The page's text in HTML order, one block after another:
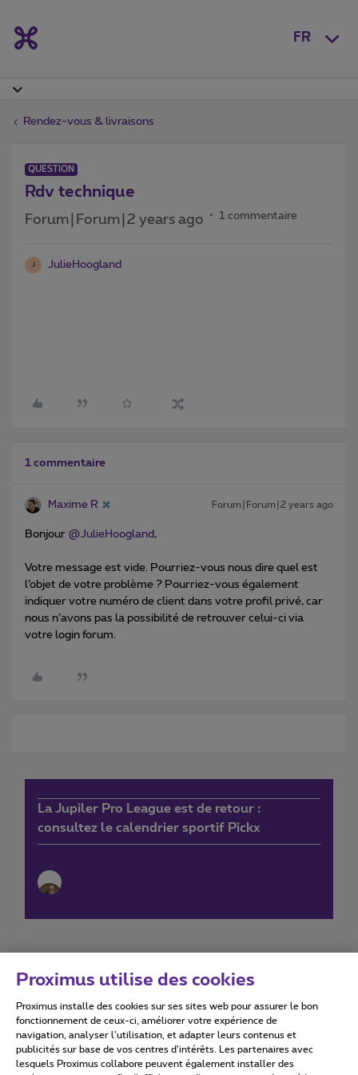
FR
Rendez-vous & livraisons
QUESTION
Rdv technique
Forum|Forum|2 years ago 1 commentaire
J JulieHoogland
1 commentaire
Maxime R Forum|Forum|2 years ago
Bonjour @JulieHoogland ,
Votre message est vide. Pourriez-vous nous dire quel est
l’objet de votre problème ? Pourriez-vous également
indiquer votre numéro de client dans votre profil privé, car
nous n’avons pas la possibilité de retrouver celui-ci via
votre login forum.
La Jupiler Pro League est de retour :
consultez le calendrier sportif Pickx
Conditions d'utilisation Accessibility statement
Proximus utilise des cookies
Proximus installe des cookies sur ses sites web pour assurer le bon
fonctionnement de ceux-ci, améliorer votre expérience de
navigation, analyser l’utilisation, et adapter leurs contenus et
publicités sur base de vos centres d’intérêts. Les partenaires avec
lesquels Proximus collabore peuvent également installer des